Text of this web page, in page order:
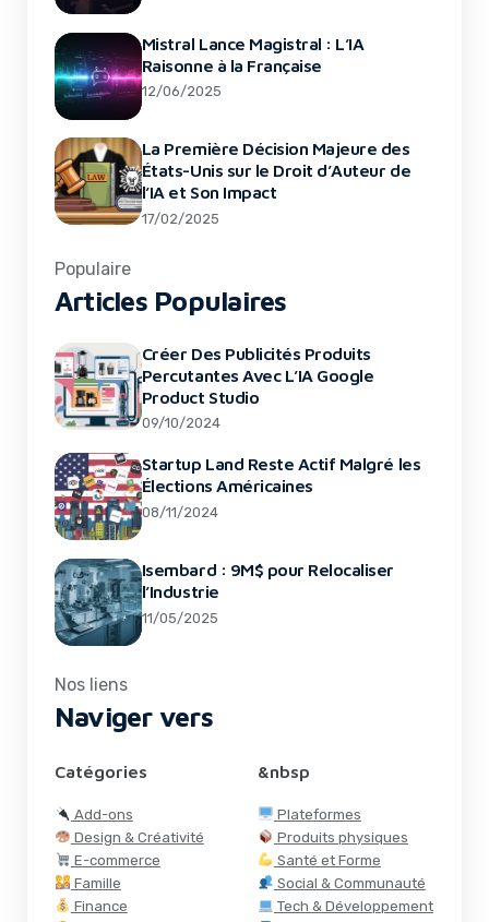
Mistral Lance Magistral : L’IA
Raisonne à la Française
12/06/2025
La Première Décision Majeure des
États-Unis sur le Droit d’Auteur de
l’IA et Son Impact
17/02/2025
Populaire
Articles Populaires
Créer Des Publicités Produits
Percutantes Avec L’IA Google
Product Studio
09/10/2024
Startup Land Reste Actif Malgré les
Élections Américaines
08/11/2024
Isembard : 9M$ pour Relocaliser
l’Industrie
11/05/2025
Nos liens
Naviger vers
Catégories
Add-ons
Design & Créativité
E-commerce
Famille
Finance
&nbsp
Plateformes
Produits physiques
Santé et Forme
Social & Communauté
Tech & Développement